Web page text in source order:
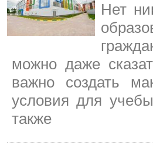
Нет
можно даже
важно создать
условия для
также